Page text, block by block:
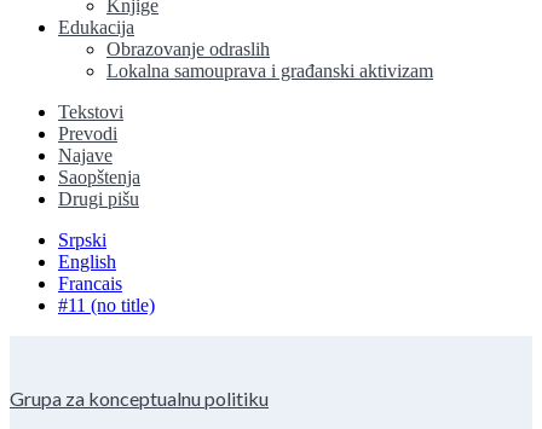
Knjige
Edukacija
Obrazovanje odraslih
Lokalna samouprava i građanski aktivizam
Tekstovi
Prevodi
Najave
Saopštenja
Drugi pišu
Srpski
English
Francais
#11 (no title)
Grupa za konceptualnu politiku